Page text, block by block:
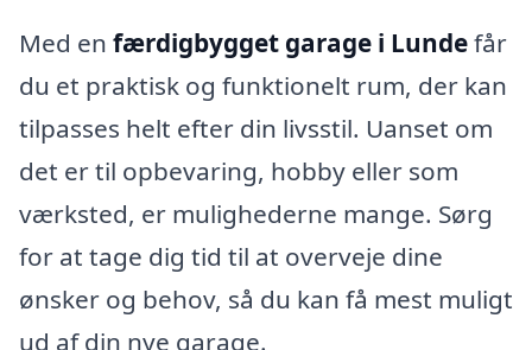
Med en færdigbygget garage i Lundefår
du et praktisk og funktionelt rum, der kan
tilpasses helt efter din livsstil. Uanset om
det er til opbevaring, hobby eller som
værksted, er mulighederne mange. Sørg
for at tage dig tid til at overveje dine
ønsker og behov, så du kan få mest muligt
ud af din nye garage.